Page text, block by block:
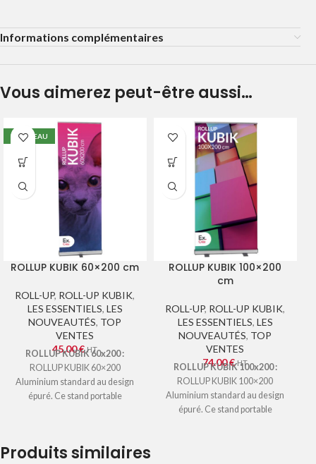
Informations complémentaires
Vous aimerez peut-être aussi…
NOUVEAU
ROLLUP KUBIK 60×200 cm
ROLL-UP, ROLL-UP KUBIK,
LES ESSENTIELS, LES
NOUVEAUTÉS, TOP
VENTES
45.00€ HT
ROLLUP KUBIK 60x200 :
ROLLUP KUBIK 60×200
Aluminium standard au design
épuré. Ce stand portable
sur salon et point de vente ainsi
ROLLUP KUBIK 100×200
cm
ROLL-UP, ROLL-UP KUBIK,
LES ESSENTIELS, LES
NOUVEAUTÉS, TOP
VENTES
74.00€ HT
ROLLUP KUBIK 100x200 :
ROLLUP KUBIK 100×200
Aluminium standard au design
épuré. Ce stand portable
Produits similaires